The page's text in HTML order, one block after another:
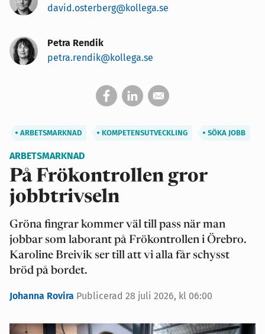
david.osterberg@kollega.se
Petra Rendik
petra.rendik@kollega.se
ARBETSMARKNAD KOMPETENSUTVECKLING SÖKA JOBB
ARBETSMARKNAD
På Frökontrollen gror
jobbtrivseln
Gröna fingrar kommer väl till pass när man
jobbar som laborant på Frökontrollen i Örebro.
Karoline Breivik ser till att vi alla får schysst
bröd på bordet.
Johanna Rovira Publicerad 28 juli 2026, kl 06:00